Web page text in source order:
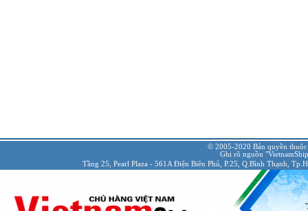
© 2005-2020 Bản quyền
Ghi rõ nguồn
Tầng 25, Pearl Plaza - 561A Điện Biên Phủ, P.25, Q.Bình Thạnh,